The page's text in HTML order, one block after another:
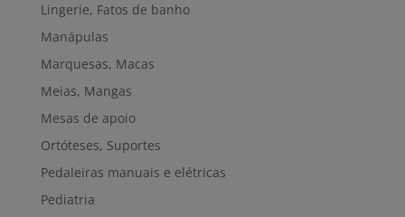
Lingerie, Fatos de banho
Manápulas
Marquesas, Macas
Meias, Mangas
Mesas de apoio
Ortóteses, Suportes
Pedaleiras manuais e elétricas
Pediatria